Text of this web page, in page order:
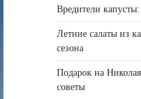
Вредители
Летние салаты из
сезона
Подарок на
советы